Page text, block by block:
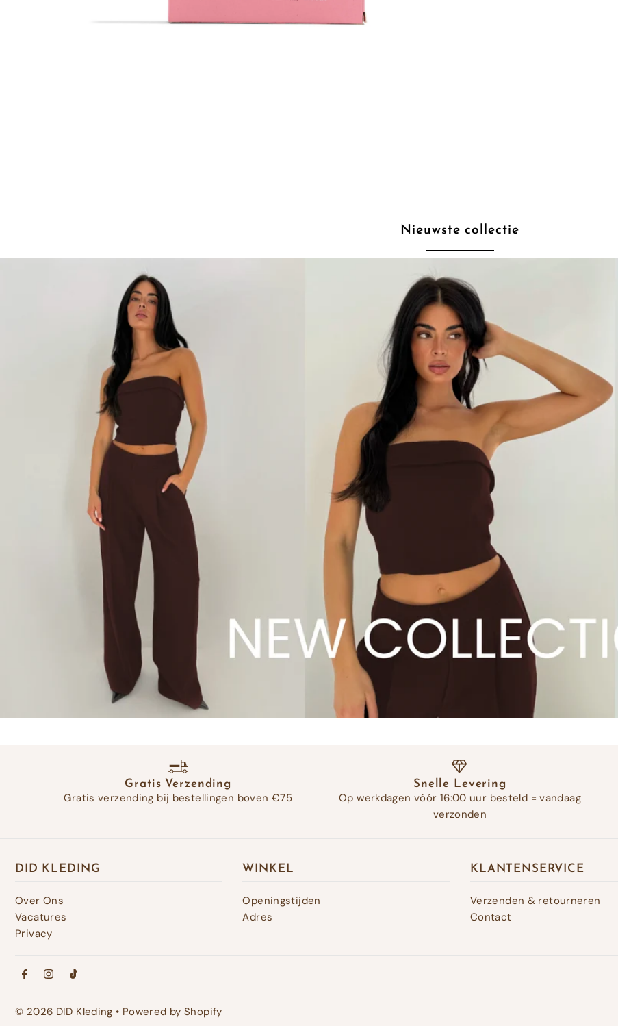
Nieuwste collectie
Gratis Verzending
Gratis verzending bij bestellingen boven €75
Snelle Levering
Op werkdagen vóór 16:00 uur besteld = vandaag
verzonden
DID KLEDING
Over Ons
Vacatures
Privacy
WINKEL
Openingstijden
Adres
KLANTENSERVICE
Verzenden & retourneren
Contact
© 2026 DID Kleding • Powered by Shopify